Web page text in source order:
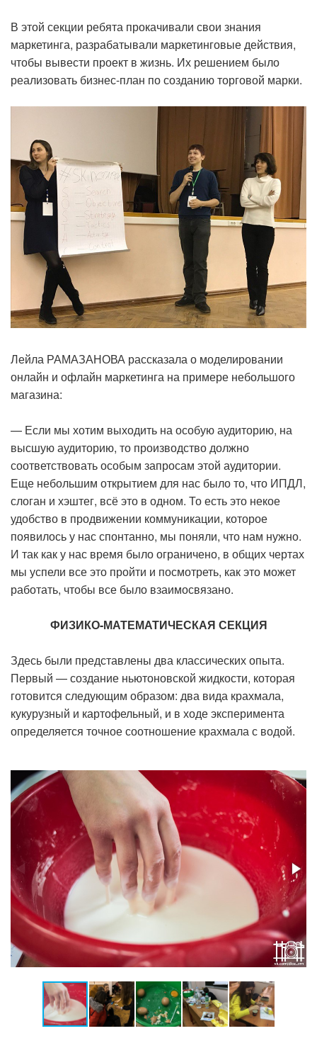
В этой секции ребята прокачивали свои знания
маркетинга, разрабатывали маркетинговые действия,
чтобы вывести проект в жизнь. Их решением было
реализовать бизнес-план по созданию торговой марки.
Лейла РАМАЗАНОВА рассказала о моделировании
онлайн и офлайн маркетинга на примере небольшого
магазина:
— Если мы хотим выходить на особую аудиторию, на
высшую аудиторию, то производство должно
соответствовать особым запросам этой аудитории.
Еще небольшим открытием для нас было то, что ИПДЛ,
слоган и хэштег, всё это в одном. То есть это некое
удобство в продвижении коммуникации, которое
появилось у нас спонтанно, мы поняли, что нам нужно.
И так как у нас время было ограничено, в общих чертах
мы успели все это пройти и посмотреть, как это может
работать, чтобы все было взаимосвязано.
ФИЗИКО-МАТЕМАТИЧЕСКАЯ СЕКЦИЯ
Здесь были представлены два классических опыта.
Первый — создание ньютоновской жидкости, которая
готовится следующим образом: два вида крахмала,
кукурузный и картофельный, и в ходе эксперимента
определяется точное соотношение крахмала с водой.